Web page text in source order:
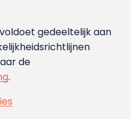
gedeeltelijk aan
de
.